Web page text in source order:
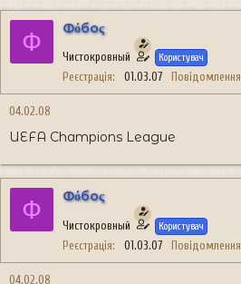
т
м
и
т
р
е
н
Ф Фόбоς
Чистокровный Користувач
Реєстрація 01.03.07 Повідомлення
04.02.08
UEFA Champions League
Ф Фόбоς
Чистокровный Користувач
Реєстрація 01.03.07 Повідомлення
04.02.08